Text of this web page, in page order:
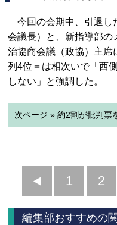
今回の会期中、引退し
会議長）と、新指導部の
治協商会議（政協）主席
列4位＝は相次いで「西
しない」と強調した。
次ページ » 約2割が批判票
前
へ
1 2
編集部おすすめの